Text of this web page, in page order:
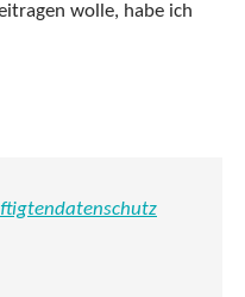
wolle, habe ich